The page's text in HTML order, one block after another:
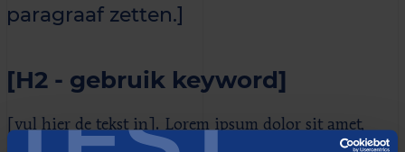
paragraaf zetten.]
[H2 - gebruik keyword]
[vul hier de tekst in]. Lorem ipsum dolor sit amet,